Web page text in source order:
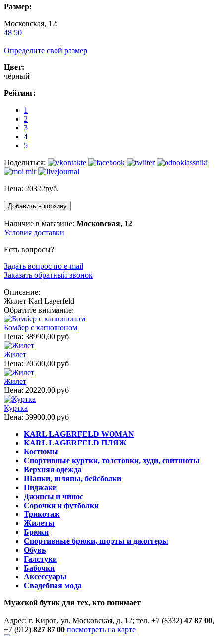
Размер:
Московская, 12:
48 50
Определите свой размер
Цвет:
чёрный
Рейтинг:
1
2
3
4
5
Поделиться:
Цена: 20322руб.
Наличие в магазине: Московская, 12
Условия доставки
Есть вопросы?
Задать вопрос по e-mail
Заказать обратный звонок
Описание:
Жилет Karl Lagerfeld
Обратите внимание:
Бомбер с капюшоном
Цена: 38990,00 руб
Жилет
Цена: 20500,00 руб
Жилет
Цена: 20220,00 руб
Куртка
Цена: 39900,00 руб
KARL LAGERFELD WOMAN
KARL LAGERFELD ПЛЯЖ
Костюмы
Спортивные куртки, толстовки, худи, свитшоты
Верхняя одежда
Шапки, шляпы, бейсболки
Пиджаки
Джинсы и чинос
Сорочки и футболки
Трикотаж
Жилеты
Брюки
Спортивные брюки, шорты и джоггеры
Обувь
Галстуки
Бабочки
Аксессуары
Свадебная мода
Мужской бутик для тех, кто понимает
Адрес: г. Киров, ул. Московская, д. 12; тел. +7 (8332) 47 87 00,
+7 (912) 827 87 00 посмотреть на карте